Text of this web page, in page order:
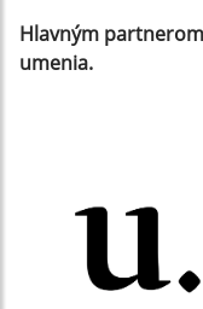
Hlavným
umenia.